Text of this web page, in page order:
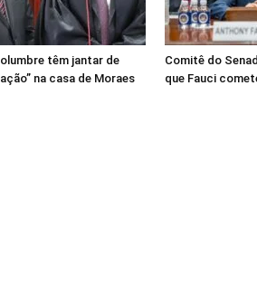
têm jantar de
na casa de Moraes
Comitê do
que Fauci